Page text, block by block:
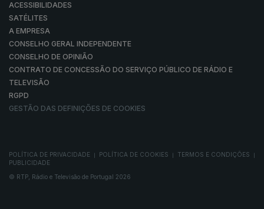
ACESSIBILIDADES
SATÉLITES
A EMPRESA
CONSELHO GERAL INDEPENDENTE
CONSELHO DE OPINIÃO
CONTRATO DE CONCESSÃO DO SERVIÇO PÚBLICO DE RÁDIO E
TELEVISÃO
RGPD
GESTÃO DAS DEFINIÇÕES DE COOKIES
POLÍTICA DE PRIVACIDADE POLÍTICA DE COOKIES TERMOS E CONDIÇÕES
PUBLICIDADE
© RTP, Rádio e Televisão de Portugal 2026